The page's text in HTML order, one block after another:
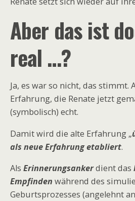
Aber das ist
real …?
Ja, es war so nicht, das stimmt.
Erfahrung, die Renate jetzt
(symbolisch) echt.
Damit wird die alte Erfahrung „
als neue Erfahrung etabliert.
Als Erinnerungsankerdient das
Empfinden während des
Geburtsprozesses (angelehnt